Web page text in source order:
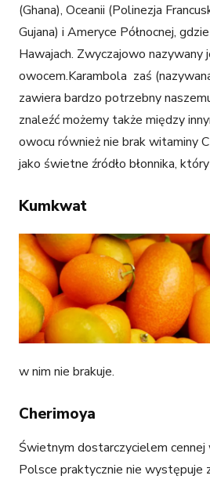
(Ghana), Oceanii (Polinezja
Gujana) i Ameryce Północnej,
Hawajach. Zwyczajowo
owocem.Karambola zaś
zawiera bardzo potrzebny
znaleźć możemy także między
owocu również nie brak witaminy
jako świetne źródło błonnika,
Kumkwat
w nim nie brakuje.
Cherimoya
Świetnym dostarczycielem
Polsce praktycznie nie występuje